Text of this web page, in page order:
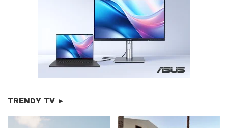
TRENDY TV ►